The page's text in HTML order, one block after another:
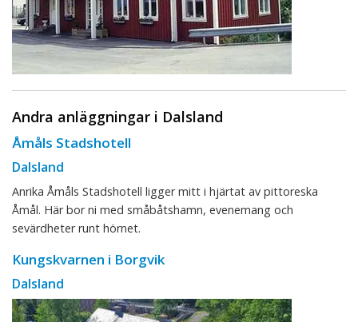
Andra anläggningar i Dalsland
Åmåls Stadshotell
Dalsland
Anrika Åmåls Stadshotell ligger mitt i hjärtat av pittoreska
Åmål. Här bor ni med småbåtshamn, evenemang och
sevärdheter runt hörnet.
Kungskvarnen i Borgvik
Dalsland